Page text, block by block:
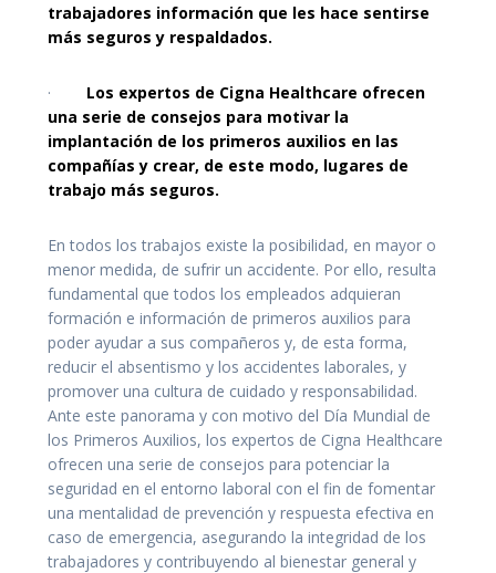
trabajadores información que les hace sentirse
más seguros y respaldados.
· Los expertos de Cigna Healthcare ofrecen
una serie de consejos para motivar la
implantación de los primeros auxilios en las
compañías y crear, de este modo, lugares de
trabajo más seguros.
En todos los trabajos existe la posibilidad, en mayor o
menor medida, de sufrir un accidente. Por ello, resulta
fundamental que todos los empleados adquieran
formación e información de primeros auxilios para
poder ayudar a sus compañeros y, de esta forma,
reducir el absentismo y los accidentes laborales, y
promover una cultura de cuidado y responsabilidad.
Ante este panorama y con motivo del Día Mundial de
los Primeros Auxilios, los expertos de Cigna Healthcare
ofrecen una serie de consejos para potenciar la
seguridad en el entorno laboral con el fin de fomentar
una mentalidad de prevención y respuesta efectiva en
caso de emergencia, asegurando la integridad de los
trabajadores y contribuyendo al bienestar general y